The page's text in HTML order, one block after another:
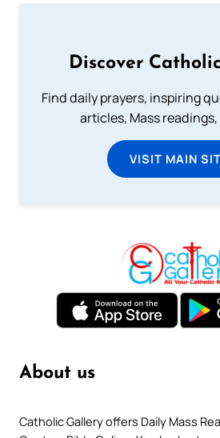
Discover
Find daily prayers, inspiring
articles, Mass
VISIT MAIN
About us
Catholic Gallery offers Daily Mass